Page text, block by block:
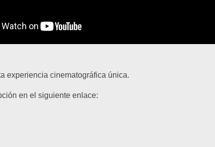
experiencia cinematográfica única.
en el siguiente enlace: